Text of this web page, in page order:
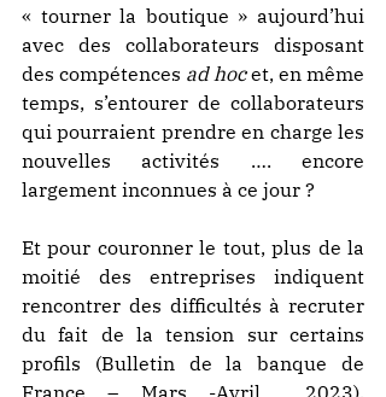
« tourner la boutique » aujourd’hui
avec des collaborateurs disposant
des compétences ad hoc et, en même
temps, s’entourer de collaborateurs
qui pourraient prendre en charge les
nouvelles activités …. encore
largement inconnues à ce jour ?
Et pour couronner le tout, plus de la
moitié des entreprises indiquent
rencontrer des difficultés à recruter
du fait de la tension sur certains
profils (Bulletin de la banque de